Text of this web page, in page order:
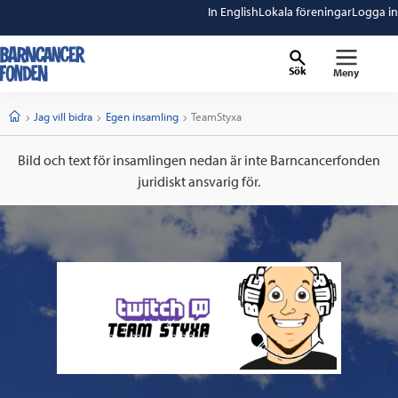
In EnglishLokala föreningarLogga in
Sök Meny
StartJag vill bidra Egen insamling Current:
TeamStyxa
Bild och text för insamlingen nedan är inte Barncancerfonden
juridiskt ansvarig för.